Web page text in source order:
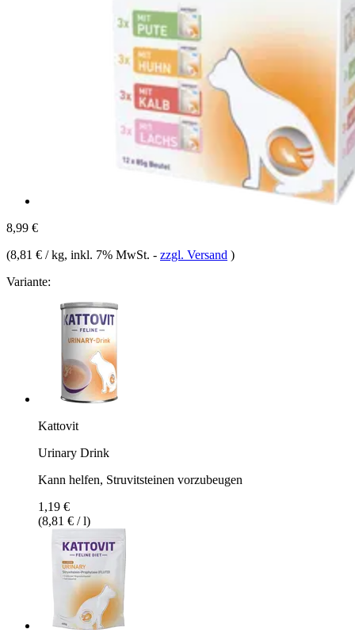
8,99 €
(8,81 € / kg, inkl. 7% MwSt. - zzgl. Versand )
Variante:
Kattovit
Urinary Drink
Kann helfen, Struvitsteinen vorzubeugen
1,19 €
(8,81 € / l)